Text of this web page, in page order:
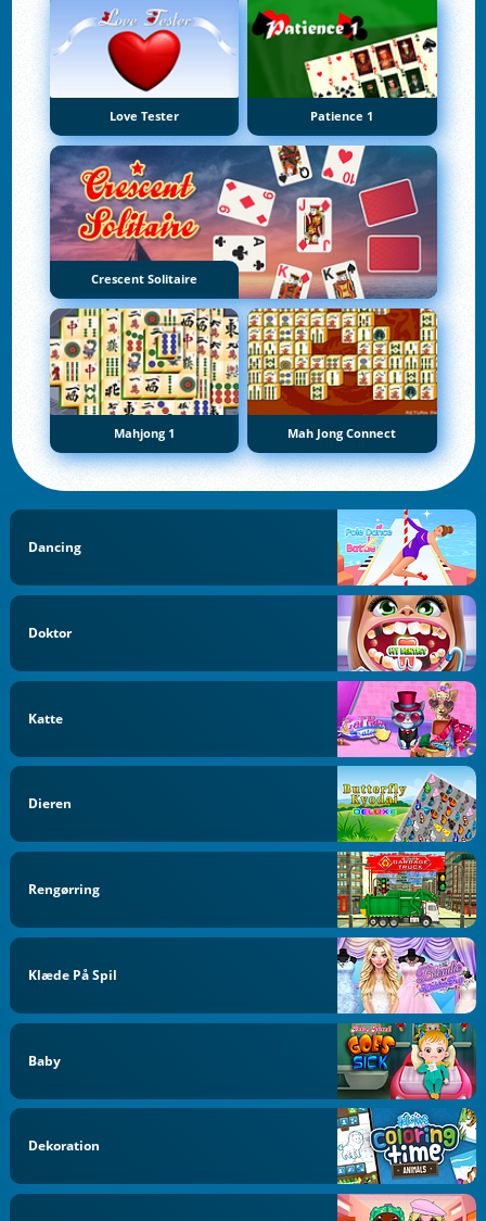
Love Tester Patience 1
Crescent Solitaire
Mahjong 1 Mah Jong Connect
Dancing
Doktor
Katte
Dieren
Rengørring
Klæde På Spil
Baby
Dekoration